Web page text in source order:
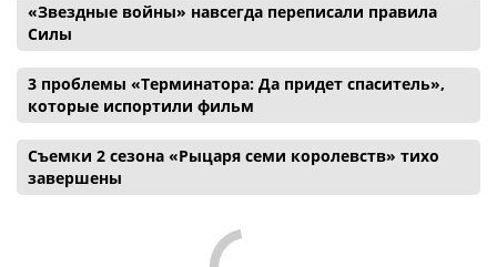
«Звездные войны» навсегда переписали правила
Силы
3 проблемы «Терминатора: Да придет спаситель»,
которые испортили фильм
Съемки 2 сезона «Рыцаря семи королевств» тихо
завершены